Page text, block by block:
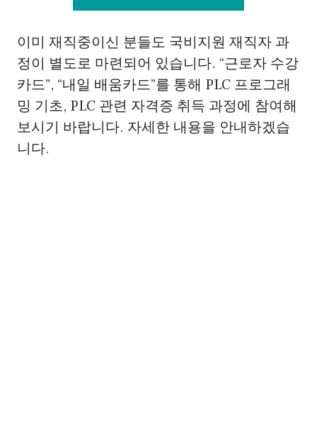
이미 재직중이신 분들도 국비지원 재직자 과
정이 별도로 마련되어 있습니다. “근로자 수강
카드”, “내일 배움카드”를 통해 PLC 프로그래
밍 기초, PLC 관련 자격증 취득 과정에 참여해
보시기 바랍니다. 자세한 내용을 안내하겠습
니다.